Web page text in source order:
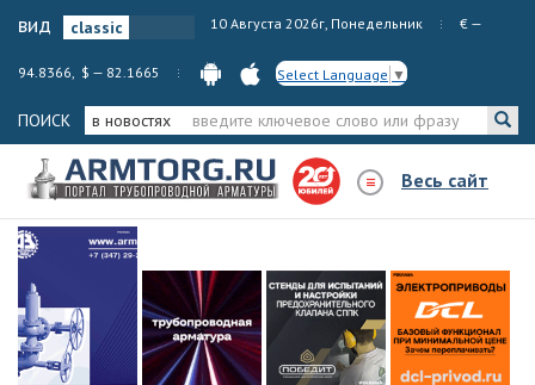
вид 10 Августа 2026г, Понедельник € —
94.8366, $ — 82.1665 Select Language ▼
ПОИСК в новостях
Весь сайт